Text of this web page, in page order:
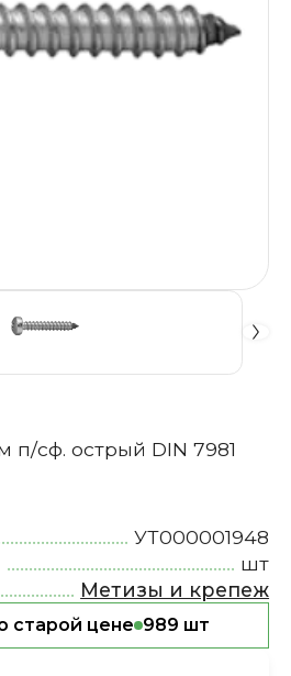
п/сф. острый DIN 7981
УТ000001948
шт
Метизы и крепеж
старой цене 989 шт